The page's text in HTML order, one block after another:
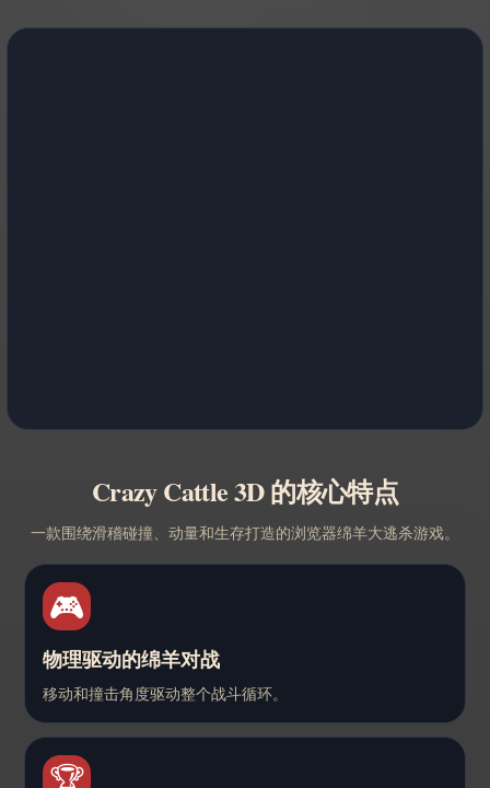
Crazy Cattle 3D 的核心特点
一款围绕滑稽碰撞、动量和生存打造的浏览器绵羊大逃杀游戏。
🎮
物理驱动的绵羊对战
移动和撞击角度驱动整个战斗循环。